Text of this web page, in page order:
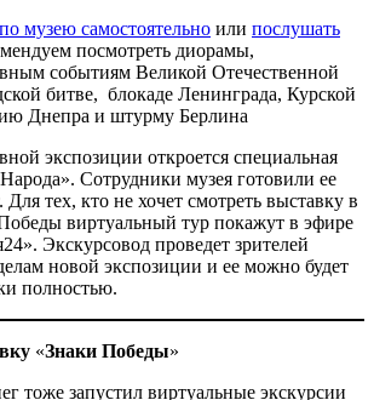
музею самостоятельно или послушать
посмотреть диорамы,
событиям Великой Отечественной
битве, блокаде Ленинграда, Курской
Днепра и штурму Берлина
экспозиции откроется специальная
Сотрудники музея готовили ее
Для тех, кто не хочет смотреть выставку в
виртуальный тур покажут в эфире
Экскурсовод проведет зрителей
новой экспозиции и ее можно будет
полностью.
«Знаки Победы»
тоже запустил виртуальные экскурсии